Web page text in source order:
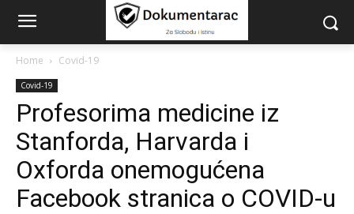
Home Covid-19
Covid-19
Profesorima medicine iz
Stanforda, Harvarda i
Oxforda onemogućena
Facebook stranica o COVID-u